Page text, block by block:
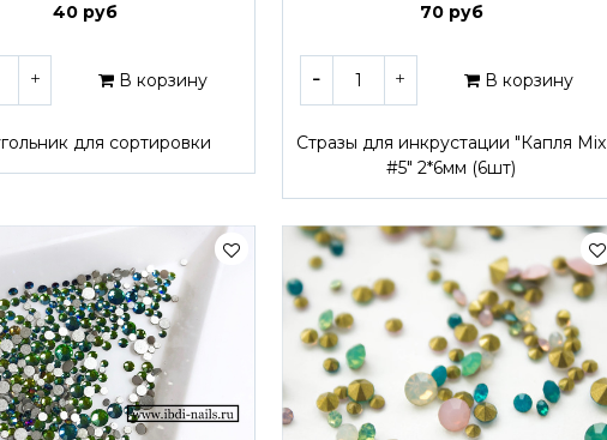
40 руб
В корзину
для сортировки
70 руб
В корзину
Стразы для инкрустации "Капля Mix
#5" 2*6мм (6шт)